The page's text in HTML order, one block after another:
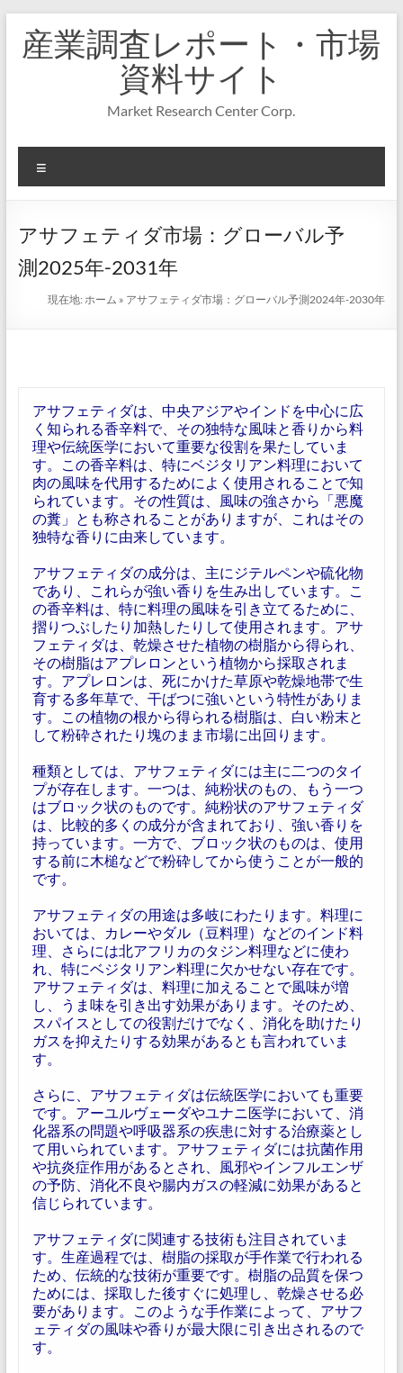
キ
プ
産業調査レポート・市場
資料サイト
Market Research Center Corp.
ニ
ー
アサフェティダ市場：グローバル予
測2025年-2031年
現在地:ホーム » アサフェティダ市場：グローバル予測2024年-2030年
アサフェティダは、中央アジアやインドを中心に広
く知られる香辛料で、その独特な風味と香りから料
理や伝統医学において重要な役割を果たしていま
す。この香辛料は、特にベジタリアン料理において
肉の風味を代用するためによく使用されることで知
られています。その性質は、風味の強さから「悪魔
の糞」とも称されることがありますが、これはその
独特な香りに由来しています。
アサフェティダの成分は、主にジテルペンや硫化物
であり、これらが強い香りを生み出しています。こ
の香辛料は、特に料理の風味を引き立てるために、
摺りつぶしたり加熱したりして使用されます。アサ
フェティダは、乾燥させた植物の樹脂から得られ、
その樹脂はアプレロンという植物から採取されま
す。アプレロンは、死にかけた草原や乾燥地帯で生
育する多年草で、干ばつに強いという特性がありま
す。この植物の根から得られる樹脂は、白い粉末と
して粉砕されたり塊のまま市場に出回ります。
種類としては、アサフェティダには主に二つのタイ
プが存在します。一つは、純粉状のもの、もう一つ
はブロック状のものです。純粉状のアサフェティダ
は、比較的多くの成分が含まれており、強い香りを
持っています。一方で、ブロック状のものは、使用
する前に木槌などで粉砕してから使うことが一般的
です。
アサフェティダの用途は多岐にわたります。料理に
おいては、カレーやダル（豆料理）などのインド料
理、さらには北アフリカのタジン料理などに使わ
れ、特にベジタリアン料理に欠かせない存在です。
アサフェティダは、料理に加えることで風味が増
し、うま味を引き出す効果があります。そのため、
スパイスとしての役割だけでなく、消化を助けたり
ガスを抑えたりする効果があるとも言われていま
す。
さらに、アサフェティダは伝統医学においても重要
です。アーユルヴェーダやユナニ医学において、消
化器系の問題や呼吸器系の疾患に対する治療薬とし
て用いられています。アサフェティダには抗菌作用
や抗炎症作用があるとされ、風邪やインフルエンザ
の予防、消化不良や腸内ガスの軽減に効果があると
信じられています。
アサフェティダに関連する技術も注目されていま
す。生産過程では、樹脂の採取が手作業で行われる
ため、伝統的な技術が重要です。樹脂の品質を保つ
ためには、採取した後すぐに処理し、乾燥させる必
要があります。このような手作業によって、アサフ
ェティダの風味や香りが最大限に引き出されるので
す。